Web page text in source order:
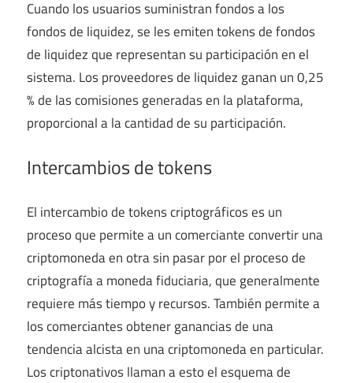
Cuando los usuarios suministran fondos a los
fondos de liquidez, se les emiten tokens de fondos
de liquidez que representan su participación en el
sistema. Los proveedores de liquidez ganan un 0,25
% de las comisiones generadas en la plataforma,
proporcional a la cantidad de su participación.
Intercambios de tokens
El intercambio de tokens criptográficos es un
proceso que permite a un comerciante convertir una
criptomoneda en otra sin pasar por el proceso de
criptografía a moneda fiduciaria, que generalmente
requiere más tiempo y recursos. También permite a
los comerciantes obtener ganancias de una
tendencia alcista en una criptomoneda en particular.
Los criptonativos llaman a esto el esquema de